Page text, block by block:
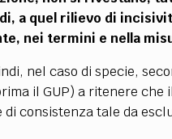
a quel rilievo di
nei termini e nella
nel caso di specie,
il GUP) a ritenere
di consistenza tale da